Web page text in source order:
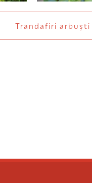
Trandafiri arbuști